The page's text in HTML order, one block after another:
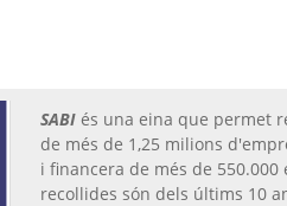
SABI és una eina que permet
de més de 1,25 milions
i financera de més de
recollides són dels últims 10